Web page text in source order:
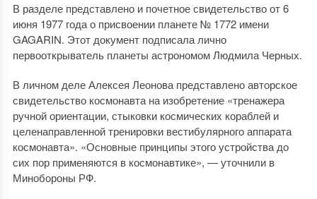
В разделе представлено и почетное свидетельство от 6
июня 1977 года о присвоении планете № 1772 имени
GAGARIN. Этот документ подписала лично
первооткрыватель планеты астрономом Людмила Черных.
В личном деле Алексея Леонова представлено авторское
свидетельство космонавта на изобретение «тренажера
ручной ориентации, стыковки космических кораблей и
целенаправленной тренировки вестибулярного аппарата
космонавта». «Основные принципы этого устройства до
сих пор применяются в космонавтике», — уточнили в
Минобороны РФ.